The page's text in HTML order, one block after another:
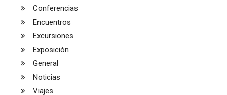
Conferencias
Encuentros
Excursiones
Exposición
General
Noticias
Viajes